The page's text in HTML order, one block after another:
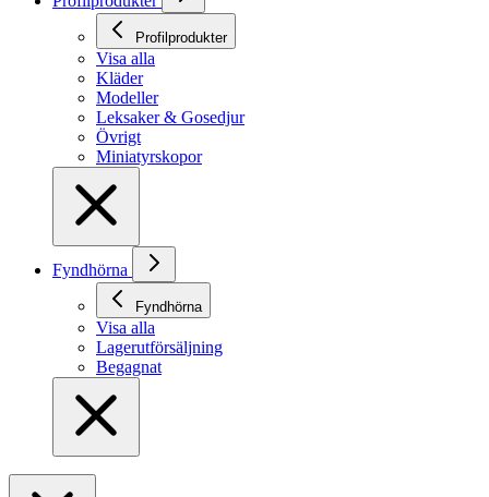
Profilprodukter
Visa alla
Kläder
Modeller
Leksaker & Gosedjur
Övrigt
Miniatyrskopor
Fyndhörna
Fyndhörna
Visa alla
Lagerutförsäljning
Begagnat